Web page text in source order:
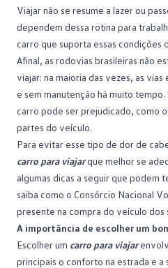
Viajar não se resume a lazer ou
dependem dessa rotina para
carro que suporta essas condições
Afinal, as rodovias brasileiras não
viajar: na maioria das vezes, as
e sem manutenção há muito
carro pode ser prejudicado, como
partes do veículo.
Para evitar esse tipo de dor de
carro para viajarque melhor se
algumas dicas a seguir que podem
saiba como o Consórcio Nacional
presente na compra do veículo dos
A importância de escolher um
Escolher um carro para viajar
principais o conforto na estrada e a